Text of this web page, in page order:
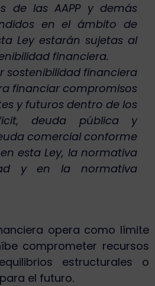
de las AAPP y demás
en el ámbito de
Ley estarán sujetas al
financiera.
sostenibilidad financiera
financiar compromisos
y futuros dentro de los
deuda pública y
comercial conforme
esta Ley, la normativa
y en la normativa
opera como límite
comprometer recursos
estructurales o
el futuro.